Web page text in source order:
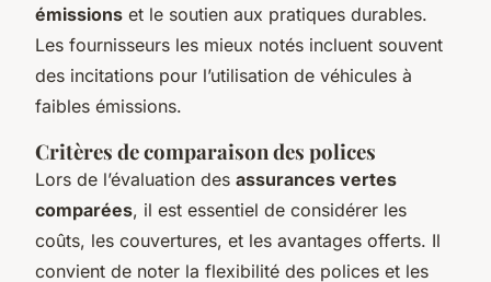
émissions et le soutien aux pratiques durables.
Les fournisseurs les mieux notés incluent souvent
des incitations pour l’utilisation de véhicules à
faibles émissions.
Critères de comparaison des polices
Lors de l’évaluation des assurances vertes
comparées, il est essentiel de considérer les
coûts, les couvertures, et les avantages offerts. Il
convient de noter la flexibilité des polices et les